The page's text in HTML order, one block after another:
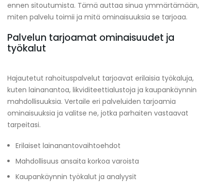
ennen sitoutumista. Tämä auttaa sinua ymmärtämään,
miten palvelu toimii ja mitä ominaisuuksia se tarjoaa.
Palvelun tarjoamat ominaisuudet ja
työkalut
Hajautetut rahoituspalvelut tarjoavat erilaisia työkaluja,
kuten lainanantoa, likviditeettialustoja ja kaupankäynnin
mahdollisuuksia. Vertaile eri palveluiden tarjoamia
ominaisuuksia ja valitse ne, jotka parhaiten vastaavat
tarpeitasi.
Erilaiset lainanantovaihtoehdot
Mahdollisuus ansaita korkoa varoista
Kaupankäynnin työkalut ja analyysit